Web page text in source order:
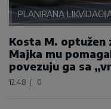
PLANIRANA
Kosta M.
Majka mu
povezuju ga sa
12:48 0